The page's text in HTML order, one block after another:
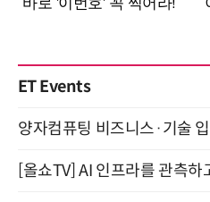
ET Events